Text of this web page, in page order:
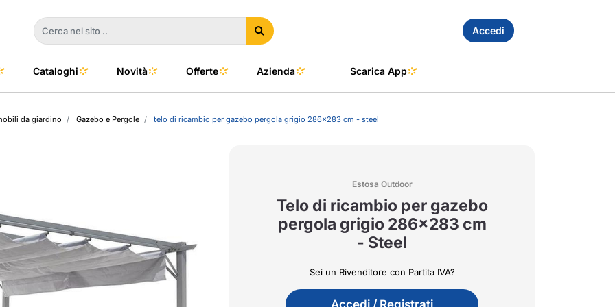
Accedi
e Clima
Cataloghi Novità Offerte Azienda Scarica App
da giardino Gazebo e Pergole telo di ricambio per gazebo pergola grigio 286x283 cm - steel
Estosa Outdoor
Telo di ricambio per gazebo
pergola grigio 286x283 cm
- Steel
Sei un Rivenditore con Partita IVA?
Accedi / Registrati